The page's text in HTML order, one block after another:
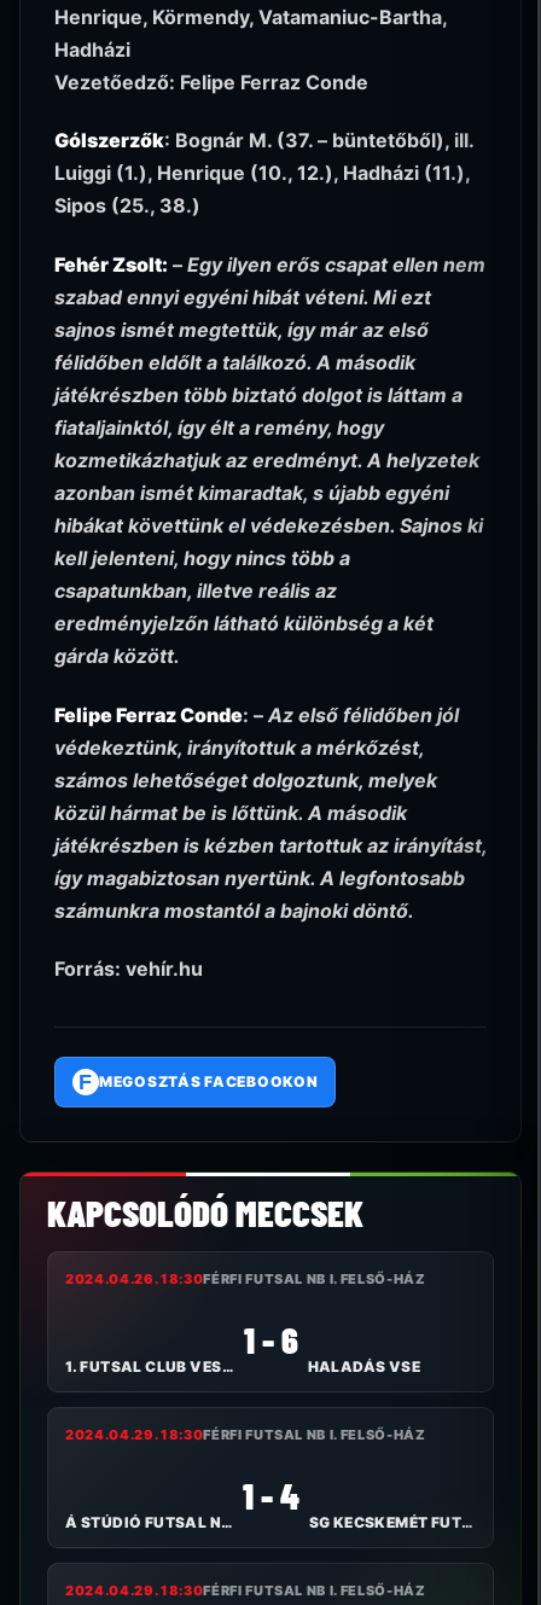
Henrique, Körmendy, Vatamaniuc-Bartha,
Hadházi
Vezetőedző: Felipe Ferraz Conde
Gólszerzők: Bognár M. (37. – büntetőből), ill.
Luiggi (1.), Henrique (10., 12.), Hadházi (11.),
Sipos (25., 38.)
Fehér Zsolt: – Egy ilyen erős csapat ellen nem
szabad ennyi egyéni hibát véteni. Mi ezt
sajnos ismét megtettük, így már az első
félidőben eldőlt a találkozó. A második
játékrészben több biztató dolgot is láttam a
fiataljainktól, így élt a remény, hogy
kozmetikázhatjuk az eredményt. A helyzetek
azonban ismét kimaradtak, s újabb egyéni
hibákat követtünk el védekezésben. Sajnos ki
kell jelenteni, hogy nincs több a
csapatunkban, illetve reális az
eredményjelzőn látható különbség a két
gárda között.
Felipe Ferraz Conde: – Az első félidőben jól
védekeztünk, irányítottuk a mérkőzést,
számos lehetőséget dolgoztunk, melyek
közül hármat be is lőttünk. A második
játékrészben is kézben tartottuk az irányítást,
így magabiztosan nyertünk. A legfontosabb
számunkra mostantól a bajnoki döntő.
Forrás: vehír.hu
F MEGOSZTÁS FACEBOOKON
KAPCSOLÓDÓ MECCSEK
2024.04.26. 18:30FÉRFI FUTSAL NB I. FELSŐ-HÁZ
1. FUTSAL CLUB VESZPRÉM
1 - 6
HALADÁS VSE
2024.04.29. 18:30FÉRFI FUTSAL NB I. FELSŐ-HÁZ
Á STÚDIÓ FUTSAL NYÍREGYHÁZA
1 - 4
SG KECSKEMÉT FUTSAL
2024.04.29. 18:30FÉRFI FUTSAL NB I. FELSŐ-HÁZ